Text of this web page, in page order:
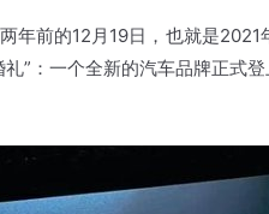
年前的12月19日，也就是
礼”：一个全新的汽车品牌正式